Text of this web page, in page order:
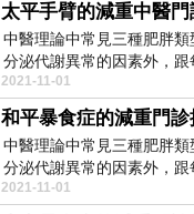
中醫理論中常見三種肥胖
分泌代謝異常的因素外，
傳、生活習慣...
2021-11-01
中醫理論中常見三種肥胖
分泌代謝異常的因素外，
傳、生活習慣...
2021-11-01